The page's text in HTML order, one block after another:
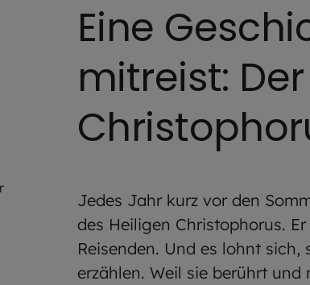
Eine
mitreist:
Jedes Jahr kurz vor den
des Heiligen Christophorus.
Reisenden. Und es lohnt sich,
erzählen. Weil sie berührt